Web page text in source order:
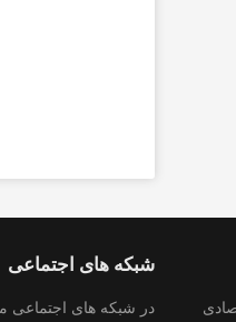
شبکه های اجتماعی
در شبکه های اجتماعی ما